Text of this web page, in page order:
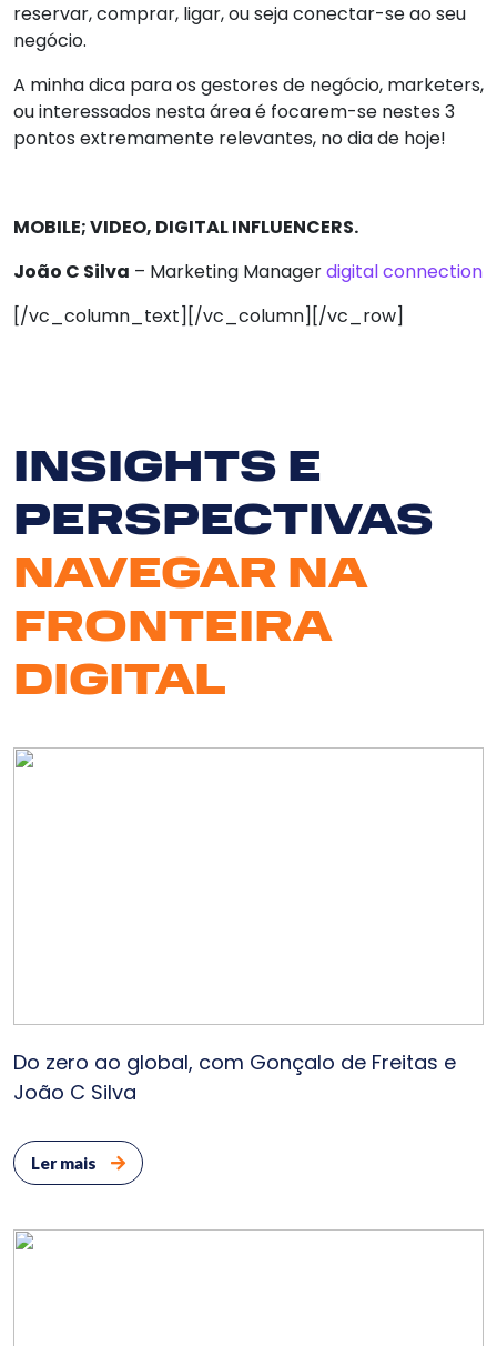
reservar, comprar, ligar, ou seja conectar-se ao seu
negócio.
A minha dica para os gestores de negócio, marketers,
ou interessados nesta área é focarem-se nestes 3
pontos extremamente relevantes, no dia de hoje!
MOBILE; VIDEO, DIGITAL INFLUENCERS.
João C Silva – Marketing Managerdigital connection
[/vc_column_text][/vc_column][/vc_row]
INSIGHTS E
PERSPECTIVAS
NAVEGAR NA
FRONTEIRA
DIGITAL
Do zero ao global, com Gonçalo de Freitas e
João C Silva
Ler mais